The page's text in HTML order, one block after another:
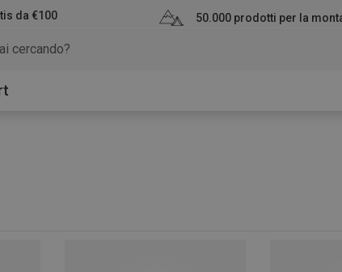
da €100 50.000 prodotti per la